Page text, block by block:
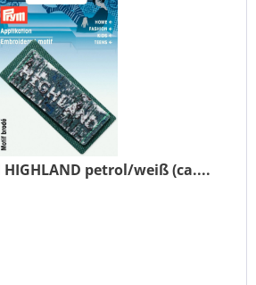
petrol/weiß (ca....